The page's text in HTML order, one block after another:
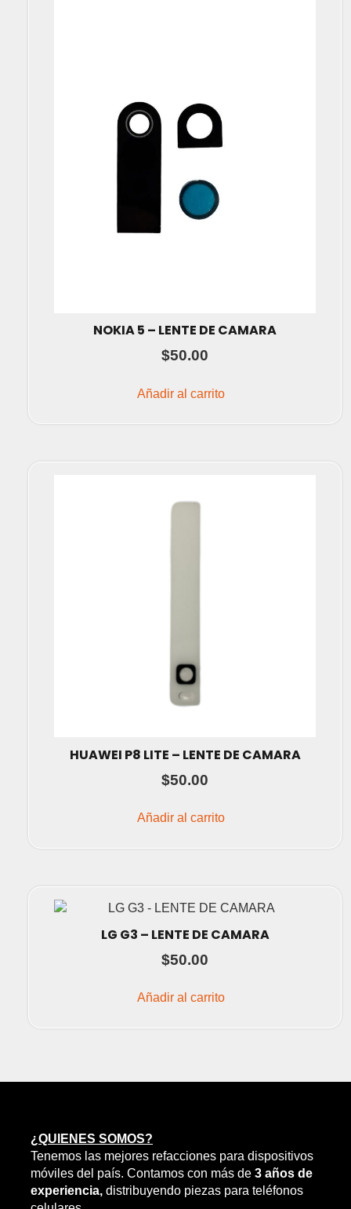
NOKIA 5 – LENTE DE CAMARA
$50.00
Añadir al carrito
HUAWEI P8 LITE – LENTE DE CAMARA
$50.00
Añadir al carrito
LG G3 – LENTE DE CAMARA
$50.00
Añadir al carrito
¿QUIENES SOMOS?
Tenemos las mejores refacciones para dispositivos
móviles del país. Contamos con más de 3 años de
experiencia, distribuyendo piezas para teléfonos